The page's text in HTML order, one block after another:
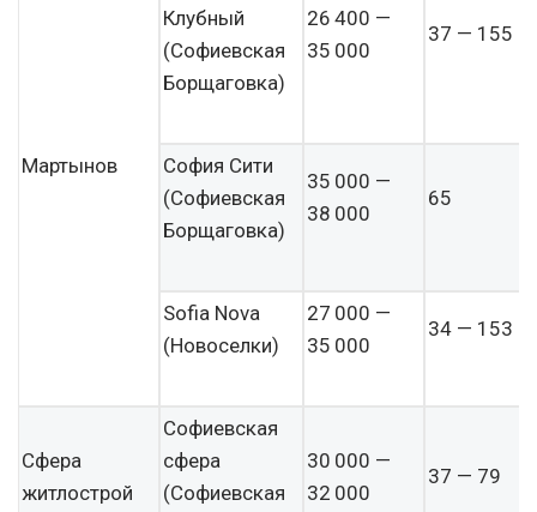
Мартынов
Клубный
(Софиевская
Борщаговка)
26 400 —
35 000
37 — 155
София Сити
(Софиевская
Борщаговка)
35 000 —
38 000
65
Sofia Nova
(Новоселки)
27 000 —
35 000
34 — 153
Сфера
житлострой
Софиевская
сфера
(Софиевская
30 000 —
32 000
37 — 79